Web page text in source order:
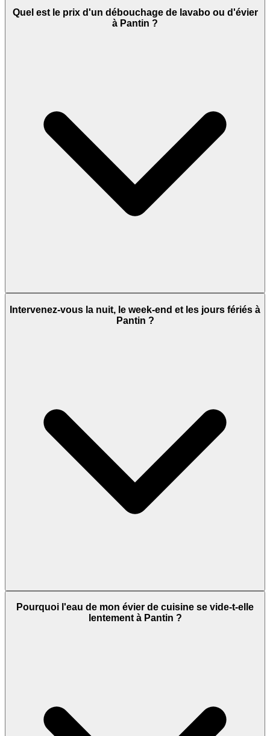
Quel est le prix d'un débouchage de lavabo ou d'évier
à Pantin ?
Intervenez-vous la nuit, le week-end et les jours fériés à
Pantin ?
Pourquoi l'eau de mon évier de cuisine se vide-t-elle
lentement à Pantin ?